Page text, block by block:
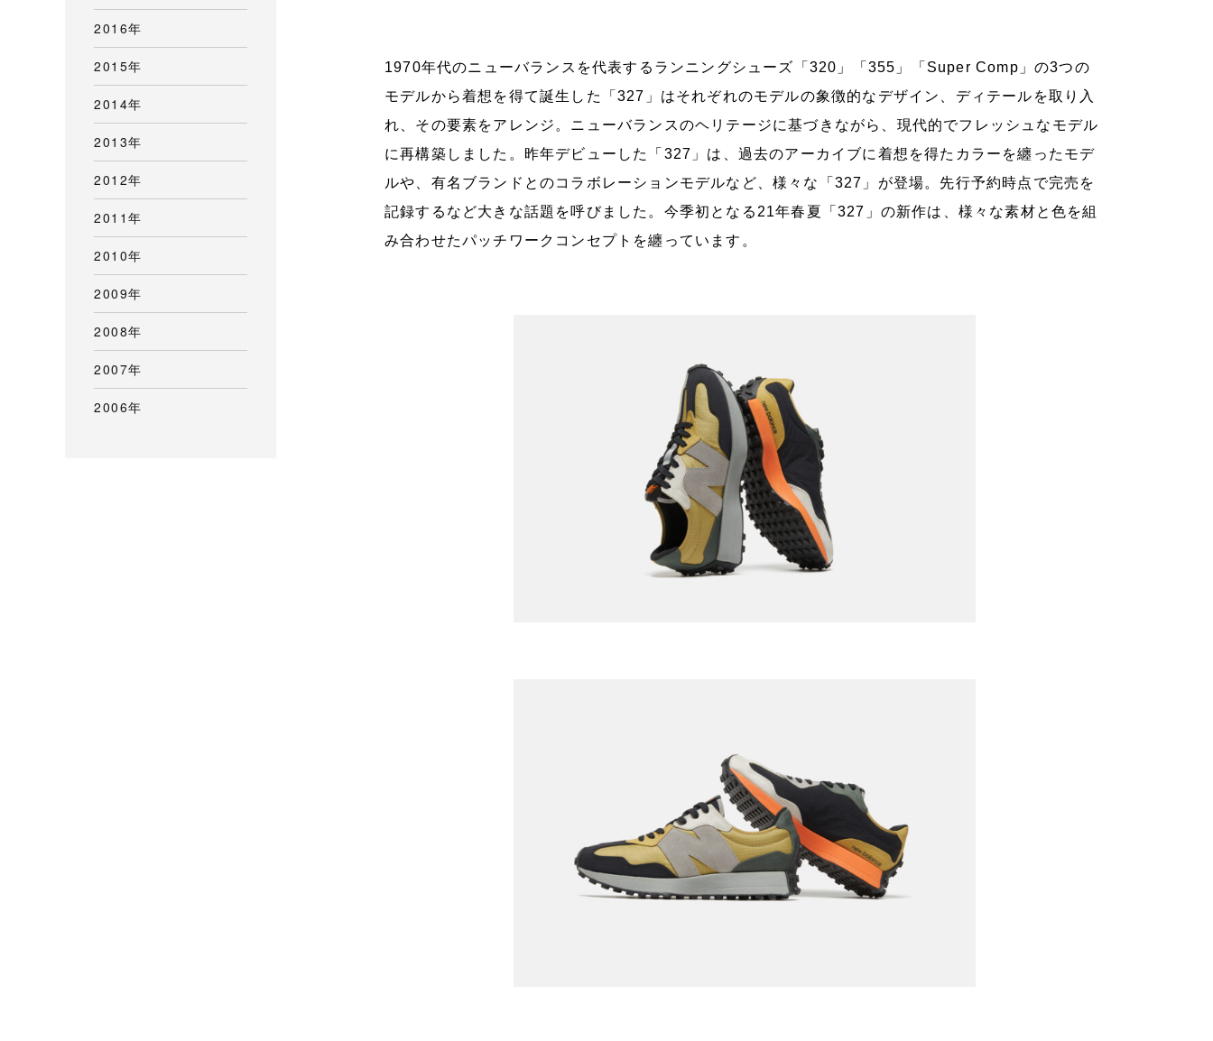
1970年代のニューバランスを代表するランニングシューズ「320」「355」「Super Comp」の3つの
モデルから着想を得て誕生した「327」はそれぞれのモデルの象徴的なデザイン、ディテールを取り入
れ、その要素をアレンジ。ニューバランスのヘリテージに基づきながら、現代的でフレッシュなモデル
に再構築しました。昨年デビューした「327」は、過去のアーカイブに着想を得たカラーを纏ったモデ
ルや、有名ブランドとのコラボレーションモデルなど、様々な「327」が登場。先行予約時点で完売を
記録するなど大きな話題を呼びました。今季初となる21年春夏「327」の新作は、様々な素材と色を組
み合わせたパッチワークコンセプトを纏っています。
2016年
2015年
2014年
2013年
2012年
2011年
2010年
2009年
2008年
2007年
2006年